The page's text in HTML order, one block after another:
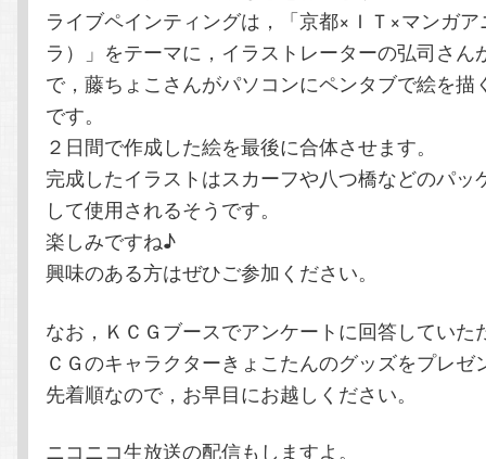
ライブペインティングは，「京都×ＩＴ×マンガ
ラ）」をテーマに，イラストレーターの弘司さん
で，藤ちょこさんがパソコンにペンタブで絵を描
です。
２日間で作成した絵を最後に合体させます。
完成したイラストはスカーフや八つ橋などのパッ
して使用されるそうです。
楽しみですね♪
興味のある方はぜひご参加ください。
なお，ＫＣＧブースでアンケートに回答していた
ＣＧのキャラクターきょこたんのグッズをプレゼ
先着順なので，お早目にお越しください。
ニコニコ生放送の配信もしますよ。